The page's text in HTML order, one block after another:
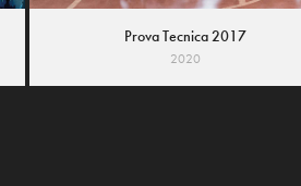
Prova Tecnica 2017
2020